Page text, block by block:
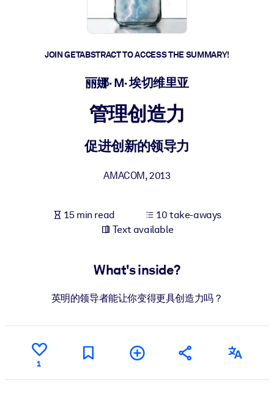
Upskilling & Reskilling
Build a healthier, more resilient workforce.
Enrich your corporate library with trusted, ready-to-use business
Fuel your AI systems with reliable, structured knowledge to
JOIN GETABSTRACT TO ACCESS THE SUMMARY!
丽娜· M· 埃切维里亚
管理创造力
促进创新的领导力
AMACOM,2013
15 min read
10 take-aways
Text available
What's inside?
英明的领导者能让你变得更具创造力吗？
1